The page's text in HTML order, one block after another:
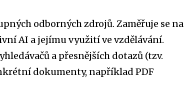
odborných zdrojů. Zaměřuje se na
AI a jejímu využití ve vzdělávání.
a přesnějších dotazů (tzv.
dokumenty, například PDF